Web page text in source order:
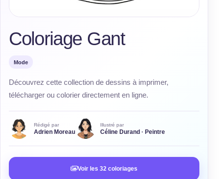
Coloriage Gant
Mode
Découvrez cette collection de dessins à imprimer,
télécharger ou colorier directement en ligne.
Rédigé par
Adrien Moreau
Illustré par
Céline Durand · Peintre
Voir les 32 coloriages